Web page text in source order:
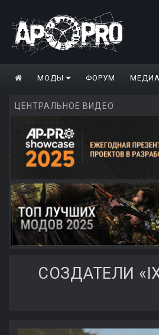
МОДЫ ФОРУМ МЕДИА
ЦЕНТРАЛЬНОЕ ВИДЕО
СОЗДАТЕЛИ